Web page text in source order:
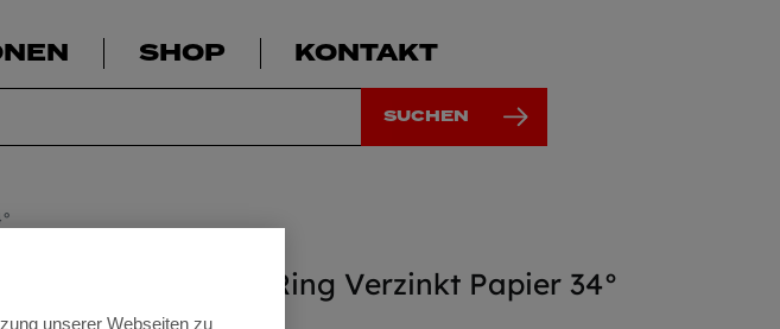
SHOP KONTAKT
SUCHEN
Ring Verzinkt Papier 34°
unserer Webseiten zu